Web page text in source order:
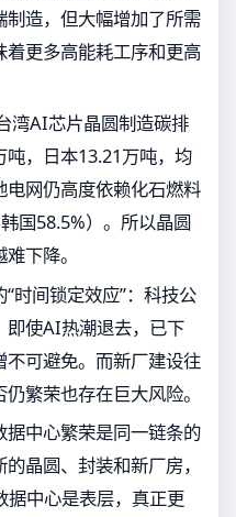
造，但大幅增加了所需
更多高能耗工序和更高
湾AI芯片晶圆制造碳排
，日本13.21万吨，均
网仍高度依赖化石燃料
国58.5%）。所以晶圆
下降。
时间锁定效应”：科技公
即使AI热潮退去，已下
可避免。而新厂建设往
繁荣也存在巨大风险。
中心繁荣是同一链条的
晶圆、封装和新厂房，
中心是表层，真正更